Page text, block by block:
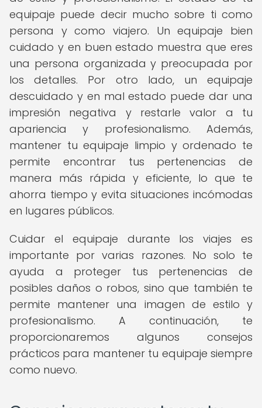
equipaje puede decir mucho sobre ti como
persona y como viajero. Un equipaje bien
cuidado y en buen estado muestra que eres
una persona organizada y preocupada por
los detalles. Por otro lado, un equipaje
descuidado y en mal estado puede dar una
impresión negativa y restarle valor a tu
apariencia y profesionalismo. Además,
mantener tu equipaje limpio y ordenado te
permite encontrar tus pertenencias de
manera más rápida y eficiente, lo que te
ahorra tiempo y evita situaciones incómodas
en lugares públicos.
Cuidar el equipaje durante los viajes es
importante por varias razones. No solo te
ayuda a proteger tus pertenencias de
posibles daños o robos, sino que también te
permite mantener una imagen de estilo y
profesionalismo. A continuación, te
proporcionaremos algunos consejos
prácticos para mantener tu equipaje siempre
como nuevo.